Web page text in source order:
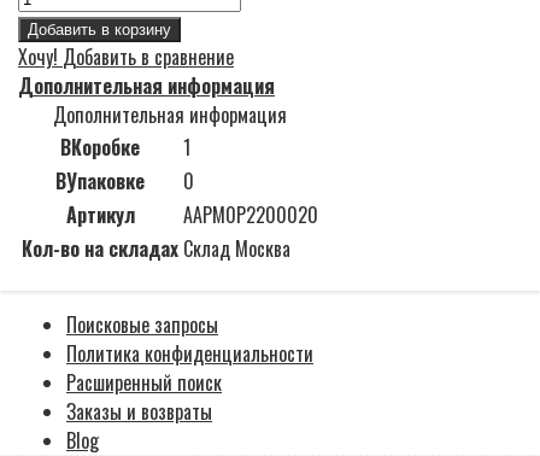
Добавить в корзину
Хочу! Добавить в сравнение
Дополнительная информация
Дополнительная информация
ВКоробке
1
ВУпаковке
0
Артикул
AAPM0P2200020
Кол-во на складах Склад Москва
Поисковые запросы
Политика конфиденциальности
Расширенный поиск
Заказы и возвраты
Blog